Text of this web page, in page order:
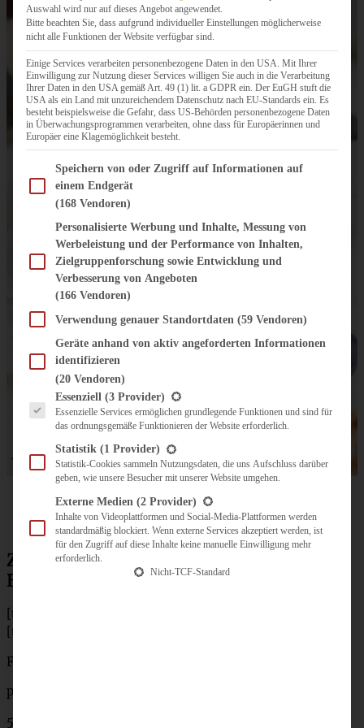
Zutaten für Cheesecake im Glas mit
Blaubeeren
[tabs]
[tab title=”Zutaten”]
Für vier große oder sechs kleine
pro Glas 3 Vollkorn-Cookies
500 g Blaubeeren
Auswahl wird nur auf dieses Angebot angewendet.
Bitte beachten Sie, dass aufgrund individueller Einstellungen möglicherweise
nicht alle Funktionen der Website verfügbar sind.
Einige Services verarbeiten personenbezogene Daten in den USA. Mit Ihrer
Einwilligung zur Nutzung dieser Services willigen Sie auch in die Verarbeitung
Ihrer Daten in den USA gemäß Art. 49 (1) lit. a GDPR ein. Der EuGH stuft die
USA als ein Land mit unzureichendem Datenschutz nach EU-Standards ein. Es
besteht beispielsweise die Gefahr, dass US-Behörden personenbezogene Daten
in Überwachungsprogrammen verarbeiten, ohne dass für Europäerinnen und
Europäer eine Klagemöglichkeit besteht.
Im Folgenden finden Sie eine Liste der Zwecke des IAB Transparency and Consent
Speichern von oder Zugriff auf Informationen auf
einem Endgerät
(168 Vendoren)
Personalisierte Werbung und Inhalte, Messung von
Werbeleistung und der Performance von Inhalten,
Zielgruppenforschung sowie Entwicklung und
Verbesserung von Angeboten
(166 Vendoren)
Verwendung genauer Standortdaten (59 Vendoren)
Geräte anhand von aktiv angeforderten Informationen
identifizieren
(20 Vendoren)
Es folgt eine Liste der Service-Gruppen, für die eine Einwilligung erteilt werden
Essenziell (3 Provider)
Essenzielle Services ermöglichen grundlegende Funktionen und sind für
das ordnungsgemäße Funktionieren der Website erforderlich.
Statistik (1 Provider)
Statistik-Cookies sammeln Nutzungsdaten, die uns Aufschluss darüber
geben, wie unsere Besucher mit unserer Website umgehen.
Externe Medien (2 Provider)
Inhalte von Videoplattformen und Social-Media-Plattformen werden
standardmäßig blockiert. Wenn externe Services akzeptiert werden, ist
für den Zugriff auf diese Inhalte keine manuelle Einwilligung mehr
erforderlich.
Nicht-TCF-Standard